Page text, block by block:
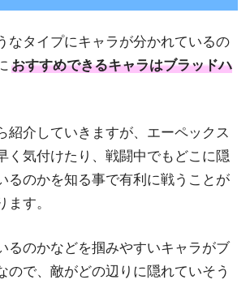
なタイプにキャラが分かれているの
おすすめできるキャラはブラッドハ
紹介していきますが、エーペックス
く気付けたり、戦闘中でもどこに隠
るのかを知る事で有利に戦うことが
ます。
るのかなどを掴みやすいキャラがブ
ので、敵がどの辺りに隠れていそう